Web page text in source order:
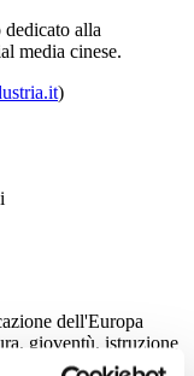
alla
media cinese.
)
dell'Europa
gioventù, istruzione
la cultura per